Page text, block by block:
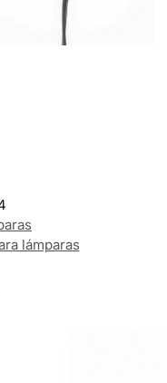
lámparas